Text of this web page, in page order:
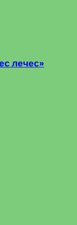
лечес»